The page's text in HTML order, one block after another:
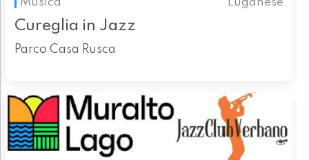
Cureglia in Jazz
Parco Casa Rusca